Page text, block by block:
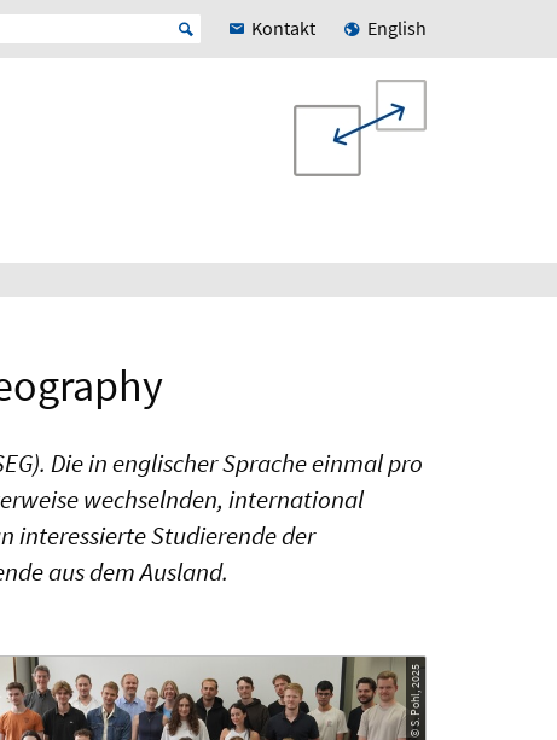
Kontakt English
Die in englischer Sprache einmal pro
wechselnden, international
interessierte Studierende der
aus dem Ausland.
© S. Pohl, 2025